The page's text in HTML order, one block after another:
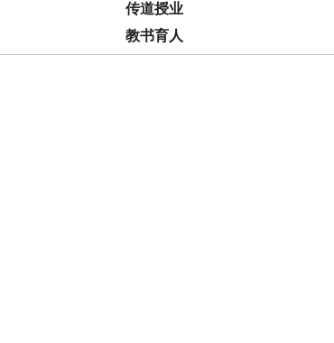
传道授业
教书育人